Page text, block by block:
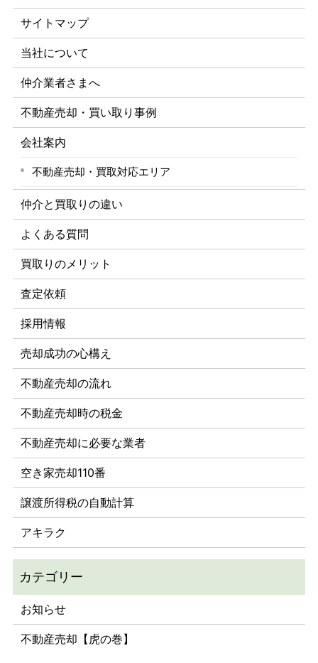
サイトマップ
当社について
仲介業者さまへ
不動産売却・買い取り事例
会社案内
不動産売却・買取対応エリア
仲介と買取りの違い
よくある質問
買取りのメリット
査定依頼
採用情報
売却成功の心構え
不動産売却の流れ
不動産売却時の税金
不動産売却に必要な業者
空き家売却110番
譲渡所得税の自動計算
アキラク
お知らせ
不動産売却【虎の巻】